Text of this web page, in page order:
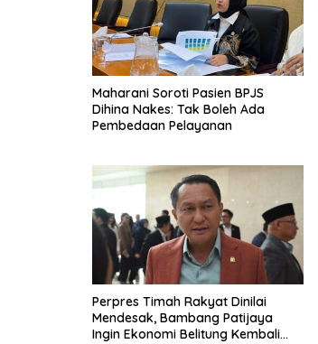
Maharani Soroti Pasien BPJS
Dihina Nakes: Tak Boleh Ada
Pembedaan Pelayanan
Perpres Timah Rakyat Dinilai
Mendesak, Bambang Patijaya
Ingin Ekonomi Belitung Kembali